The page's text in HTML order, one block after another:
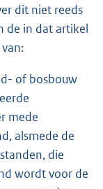
dit niet reeds
de in dat artikel
of bosbouw
mede
alsmede de
die
wordt voor de